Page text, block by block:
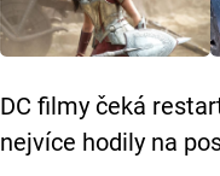
DC filmy čeká
nejvíce hodily na